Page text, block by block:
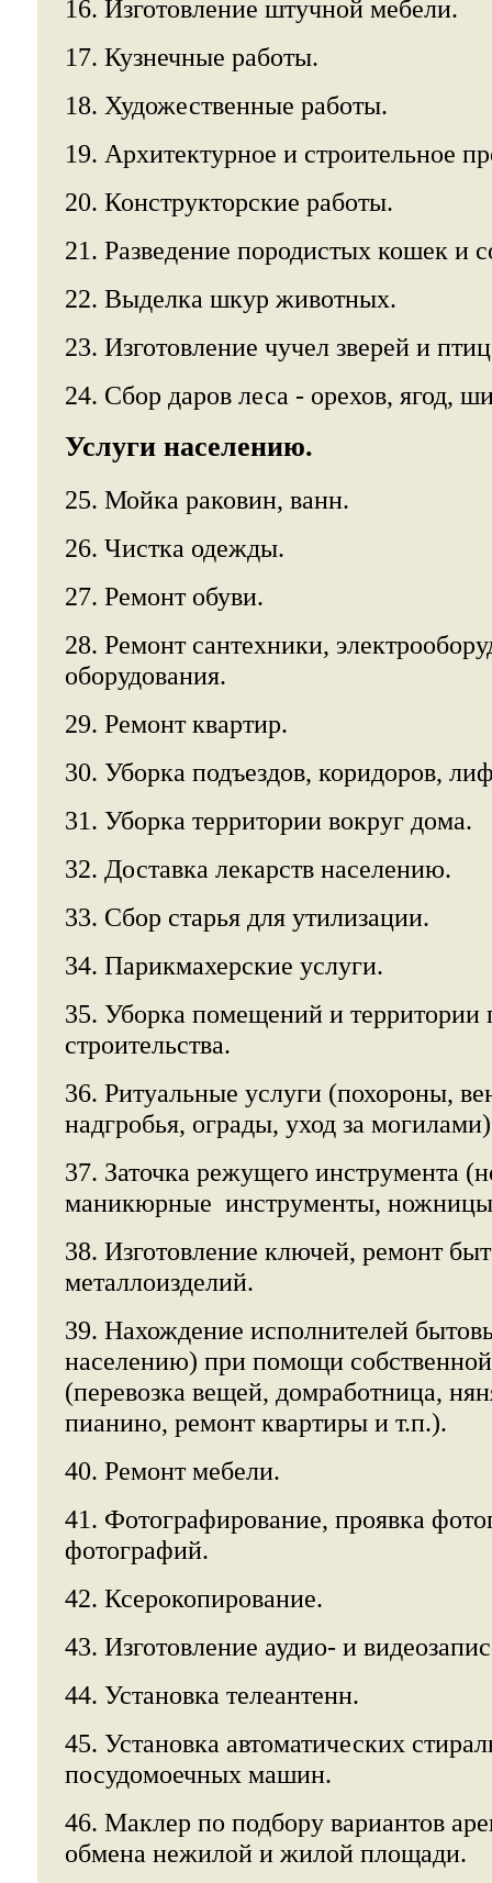
16. Изготовление штучной мебели.
17. Кузнечные работы.
18. Художественные работы.
19. Архитектурное и строительное
20. Конструкторские работы.
21. Разведение породистых кошек и
22. Выделка шкур животных.
23. Изготовление чучел зверей и
24. Сбор даров леса - орехов, ягод,
Услуги населению.
25. Мойка раковин, ванн.
26. Чистка одежды.
27. Ремонт обуви.
28. Ремонт сантехники,
оборудования.
29. Ремонт квартир.
30. Уборка подъездов, коридоров,
31. Уборка территории вокруг дома.
32. Доставка лекарств населению.
33. Сбор старья для утилизации.
34. Парикмахерские услуги.
35. Уборка помещений и территории
строительства.
36. Ритуальные услуги (похороны,
надгробья, ограды, уход за
37. Заточка режущего инструмента
маникюрные инструменты,
38. Изготовление ключей, ремонт
металлоизделий.
39. Нахождение исполнителей
населению) при помощи
(перевозка вещей, домработница,
пианино, ремонт квартиры и т.п.).
40. Ремонт мебели.
41. Фотографирование, проявка
фотографий.
42. Ксерокопирование.
43. Изготовление аудио- и
44. Установка телеантенн.
45. Установка автоматических
посудомоечных машин.
46. Маклер по подбору вариантов
обмена нежилой и жилой площади.